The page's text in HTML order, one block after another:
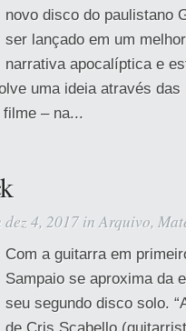
novo disco do paulistano
ser lançado em um
narrativa apocalíptica e
uma ideia através
– na...
dez 4, 2017 inArquivo,
Com a guitarra em
Sampaio se aproxima da
seu segundo disco solo.
de Cris Scabello